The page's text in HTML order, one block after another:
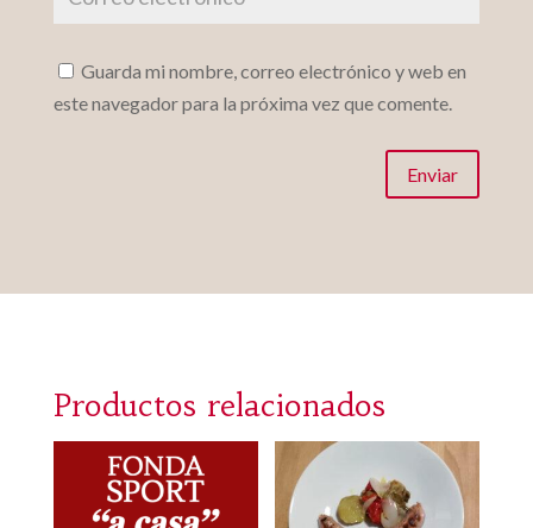
Guarda mi nombre, correo electrónico y web en
este navegador para la próxima vez que comente.
Enviar
Productos relacionados